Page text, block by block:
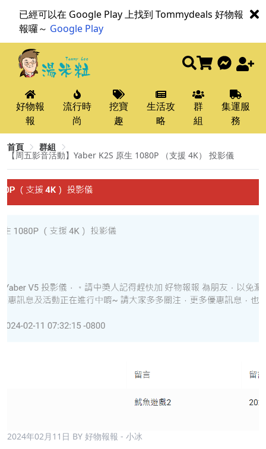
已經可以在 Google Play 上找到 Tommydeals 好物報
報囉～ Google Play
好物報
報
流行時
尚
挖寶
趣
生活攻
略
群
組
集運服
務
首頁 群組
【周五影音活動】Yaber K2S 原生 1080P （支援 4K） 投影儀
2024年02月11日 BY 好物報報 - 小冰